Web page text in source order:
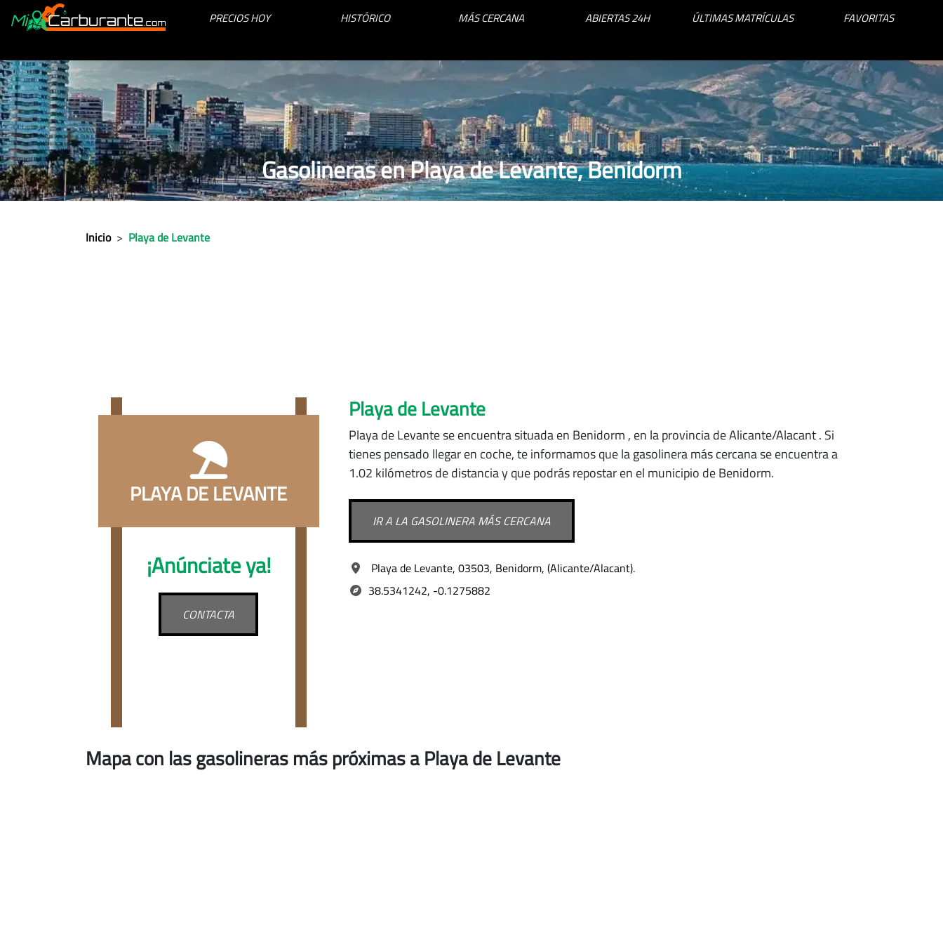
PRECIOS HOY HISTÓRICO MÁS CERCANA ABIERTAS 24H ÚLTIMAS MATRÍCULAS FAVORITAS
Gasolineras en Playa de Levante, Benidorm
Inicio > Playa de Levante
PLAYA DE LEVANTE
¡Anúnciate ya!
CONTACTA
Playa de Levante
Playa de Levante se encuentra situadaen Benidorm , en la provincia de Alicante/Alacant. Si
tienes pensado llegar en coche, te informamos que la gasolinera más cercana se encuentra a
1.02 kilómetros de distancia y que podrás repostar en el municipio de Benidorm.
IR A LA GASOLINERA MÁS CERCANA
Playa de Levante, 03503, Benidorm, (Alicante/Alacant).
38.5341242, -0.1275882
Mapa con las gasolineras más próximas a Playa de Levante